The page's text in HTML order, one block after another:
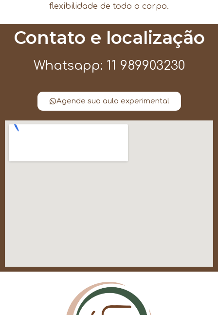
flexibilidade de todo o corpo.
Contato e localização
Whatsapp: 11 989903230
Agende sua aula experimental